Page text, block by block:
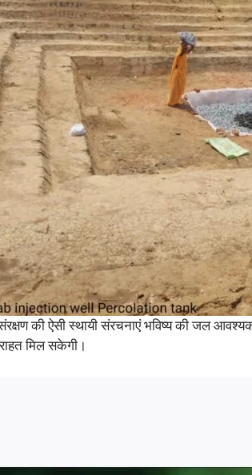
की ऐसी स्थायी संरचनाएं भविष्य की जल
मिल सकेगी।